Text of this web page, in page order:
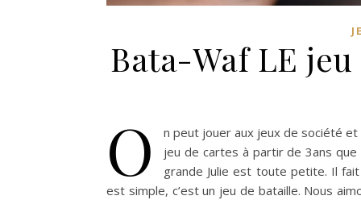
Bata-Waf LE
O
n peut jouer aux jeux de société
jeu de cartes à partir de 3ans que
grande Julie est toute petite. Il
est simple, c’est un jeu de bataille. Nous